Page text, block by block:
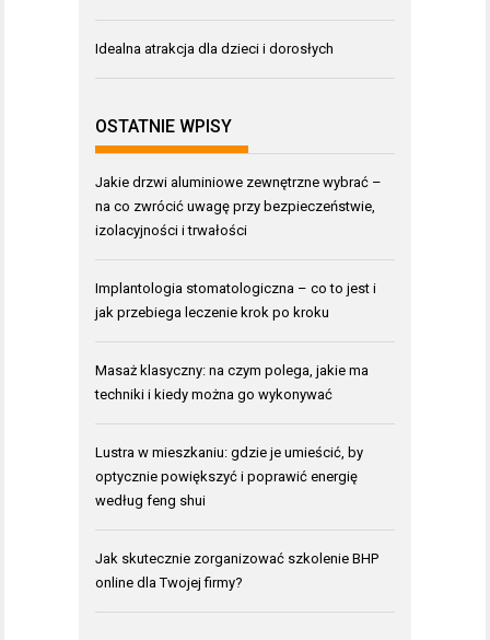
Idealna atrakcja dla dzieci i dorosłych
OSTATNIE WPISY
Jakie drzwi aluminiowe zewnętrzne wybrać –
na co zwrócić uwagę przy bezpieczeństwie,
izolacyjności i trwałości
Implantologia stomatologiczna – co to jest i
jak przebiega leczenie krok po kroku
Masaż klasyczny: na czym polega, jakie ma
techniki i kiedy można go wykonywać
Lustra w mieszkaniu: gdzie je umieścić, by
optycznie powiększyć i poprawić energię
według feng shui
Jak skutecznie zorganizować szkolenie BHP
online dla Twojej firmy?